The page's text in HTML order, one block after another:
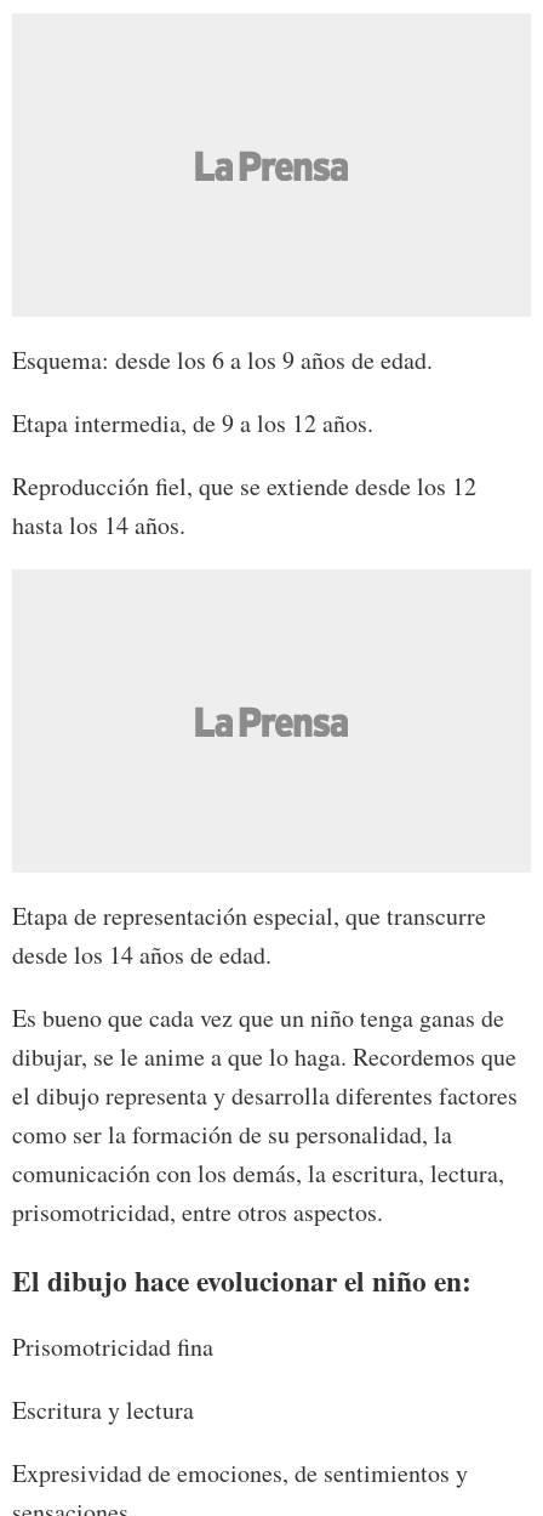
Esquema: desde los 6 a los 9 años de edad.
Etapa intermedia, de 9 a los 12 años.
Reproducción fiel, que se extiende desde los 12
hasta los 14 años.
Etapa de representación especial, que transcurre
desde los 14 años de edad.
Es bueno que cada vez que un niño tenga ganas de
dibujar, se le anime a que lo haga. Recordemos que
el dibujo representa y desarrolla diferentes factores
como ser la formación de su personalidad, la
comunicación con los demás, la escritura, lectura,
prisomotricidad, entre otros aspectos.
El dibujo hace evolucionar el niño en:
Prisomotricidad fina
Escritura y lectura
Expresividad de emociones, de sentimientos y